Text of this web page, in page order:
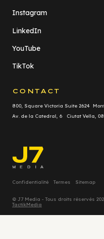
Instagram
LinkedIn
YouTube
TikTok
CONTACT
800, Square Victoria Suite 2624
Av. de la Catedral, 6 Ciutat Vella,
Confidentialité Termes Sitemap
© J7 Media - Tous droits réservés
TactikMedia